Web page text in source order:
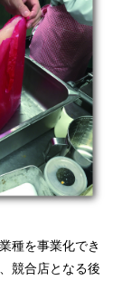
種を事業化でき
競合店となる後